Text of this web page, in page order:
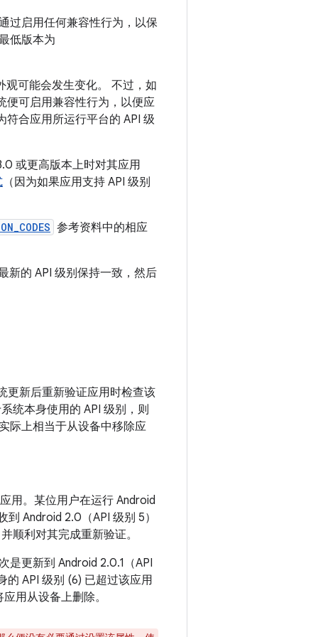
过启用任何兼容性行为，以保
低版本为
可能会发生变化。 不过，如
便可启用兼容性行为，以便应
符合应用所运行平台的 API 级
或更高版本上时对其应用
（因为如果应用支持 API 级别
参考资料中的相应
新的 API 级别保持一致，然后
更新后重新验证应用时检查该
统本身使用的 API 级别，则
际上相当于从设备中移除应
用。某位用户在运行 Android
Android 2.0（API 级别 5）
顺利对其完成重新验证。
是更新到 Android 2.0.1（API
的 API 级别 (6) 已超过该应用
用从设备上删除。